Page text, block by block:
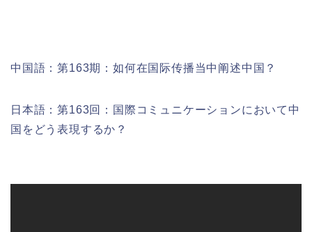
中国語：第163期：如何在国际传播当中阐述中国？
日本語：第163回：国際コミュニケーションにおいて中
国をどう表現するか？